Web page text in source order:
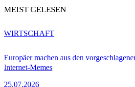
MEIST GELESEN
Europäer machen aus den
Internet-Memes
25.07.2026
WIRTSCHAFT